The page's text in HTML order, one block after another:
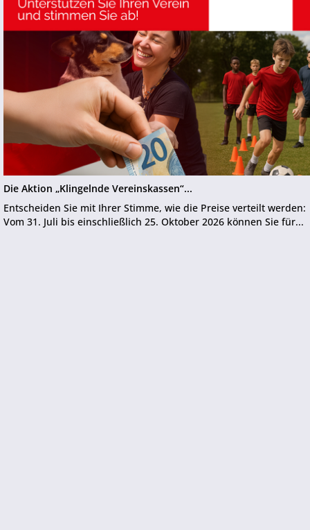
Die Aktion „Klingelnde Vereinskassen“...
Entscheiden Sie mit Ihrer Stimme, wie die Preise verteilt werden:
Vom 31. Juli bis einschließlich 25. Oktober 2026 können Sie für...